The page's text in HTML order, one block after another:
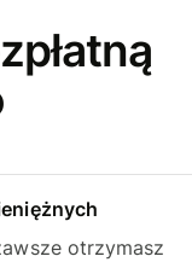
otrzymasz